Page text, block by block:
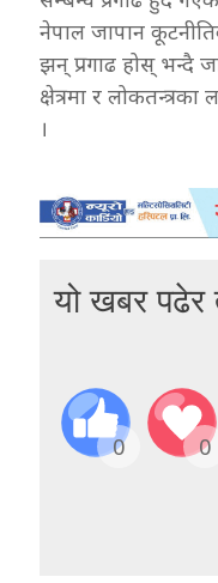
नेपाल जापान
झन् प्रगाढ होस् भन्दै
क्षेत्रमा र
।
यो खबर पढेर
0 0